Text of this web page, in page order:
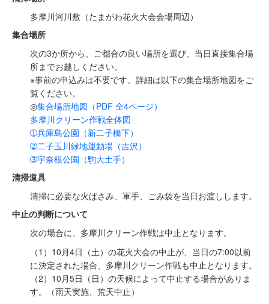
多摩川河川敷（たまがわ花火大会会場周辺）
集合場所
次の3か所から、ご都合の良い場所を選び、当日直接集合場
所までお越しください。
※事前の申込みは不要です。詳細は以下の集合場所地図をご
覧ください。
◎集合場所地図（PDF 全4ページ）
多摩川クリーン作戦全体図
➀兵庫島公園（新二子橋下）
➁二子玉川緑地運動場（吉沢）
➂宇奈根公園（駒大土手）
清掃道具
清掃に必要な火ばさみ、軍手、ごみ袋を当日お渡しします。
中止の判断について
次の場合に、多摩川クリーン作戦は中止となります。
（1）10月4日（土）の花火大会の中止が、当日の7:00以前
に決定された場合、多摩川クリーン作戦も中止となります。
（2）10月5日（日）の天候によって中止する場合がありま
す。（雨天実施、荒天中止）